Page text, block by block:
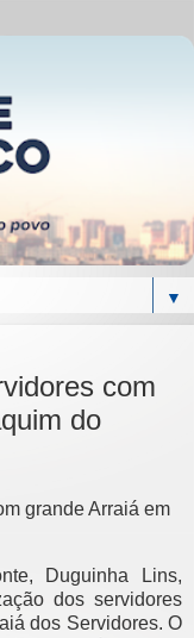
▼
com
do
Duguinha Lins,
dos servidores
dos Servidores. O